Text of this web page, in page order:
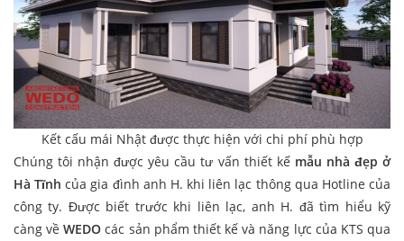
Kết cấu mái Nhật được thực hiện với chi phí phù hợp
Chúng tôi nhận được yêu cầu tư vấn thiết kế mẫu nhà đẹp ở
Hà Tĩnh của gia đình anh H. khi liên lạc thông qua Hotline của
công ty. Được biết trước khi liên lạc, anh H. đã tìm hiểu kỹ
càng vềWEDO các sản phẩm thiết kế và năng lực của KTS qua